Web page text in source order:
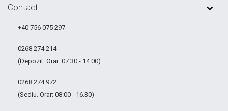
Contact
+40 756 075 297
0268 274 214
(Depozit. Orar: 07:30 - 14:00)
0268 274 972
(Sediu. Orar: 08:00 - 16.30)